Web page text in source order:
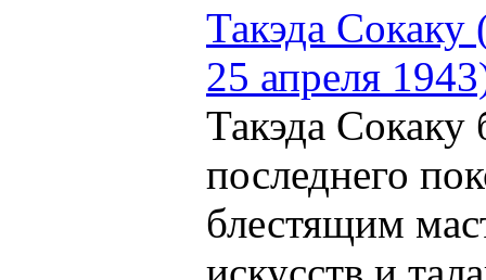
Такэда Сокаку
25 апреля
Такэда Сокаку
последнего
блестящим